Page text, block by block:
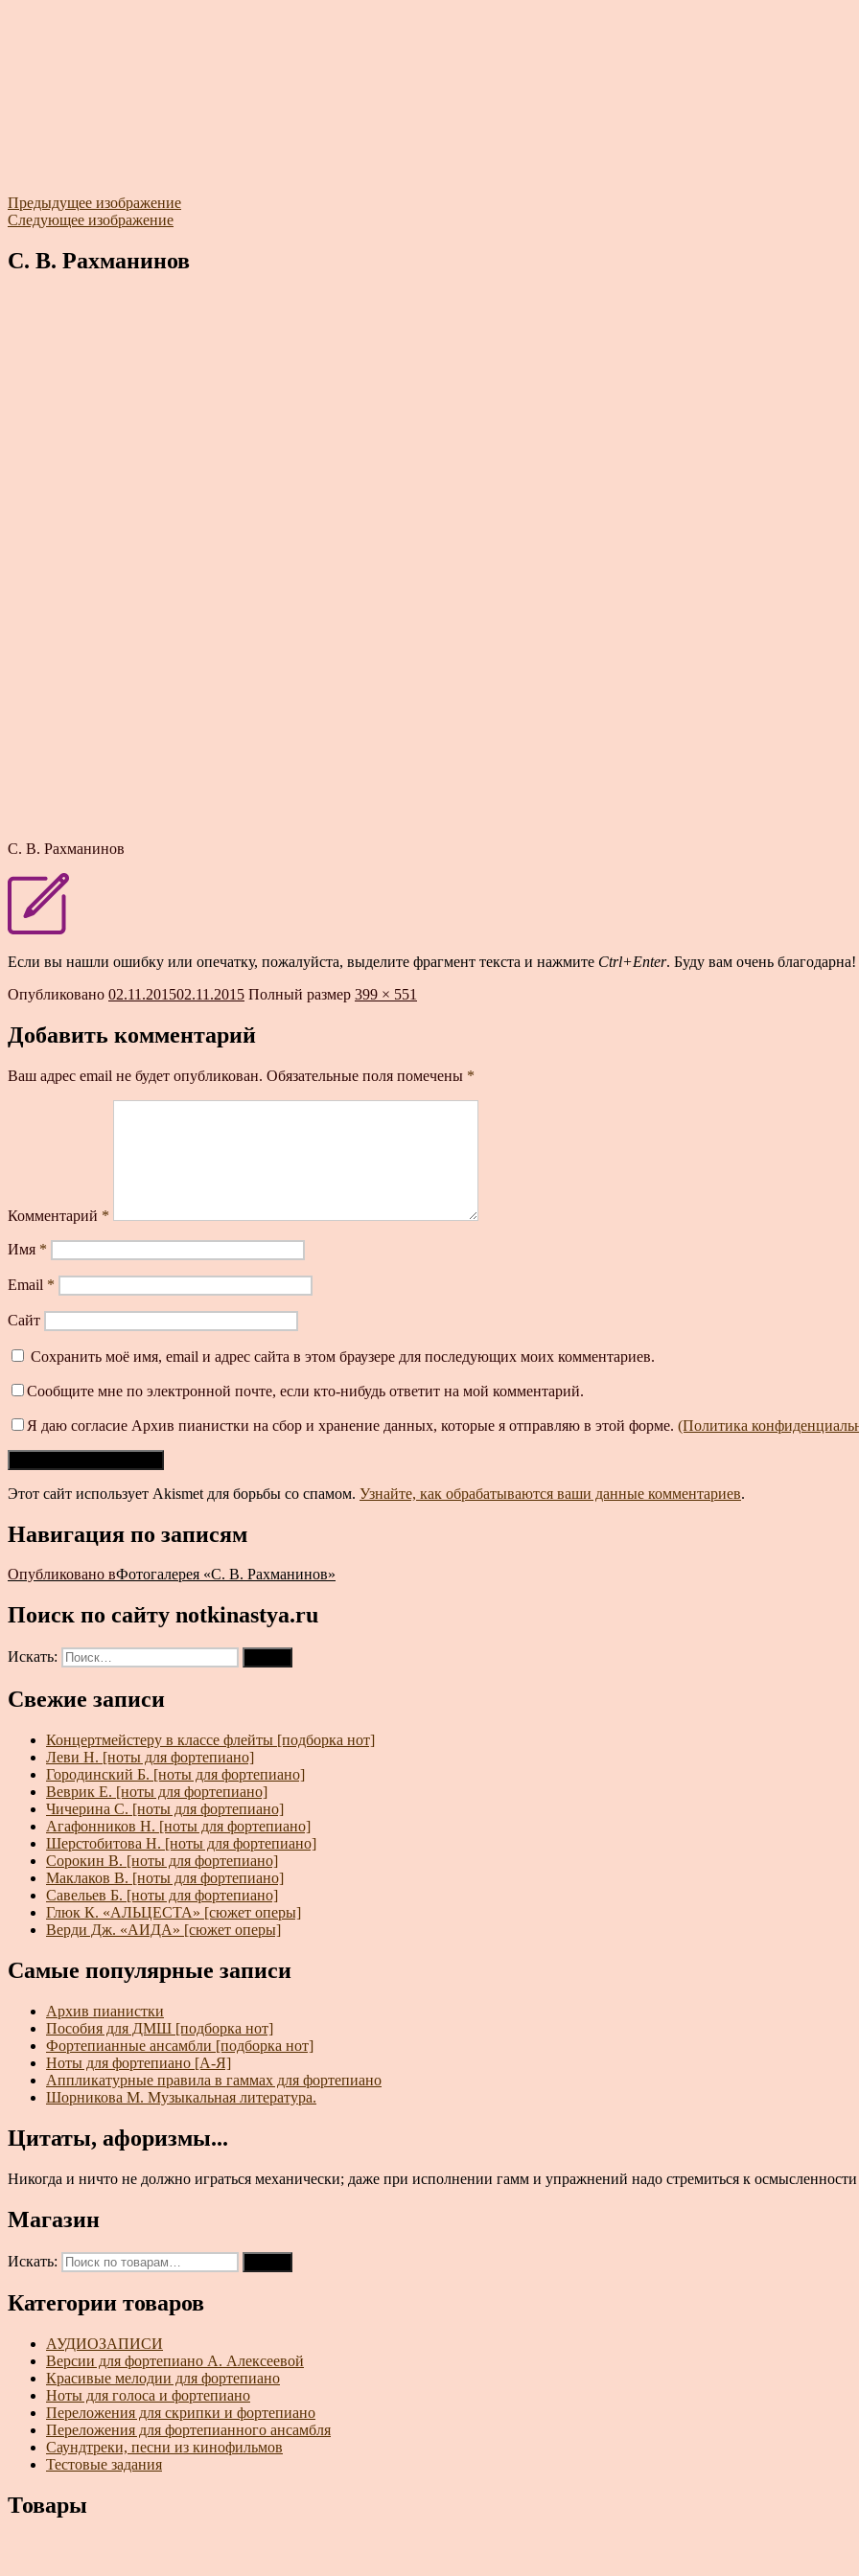
Предыдущее изображение
Следующее изображение
С. В. Рахманинов
С. В. Рахманинов
Если вы нашли ошибку или опечатку, пожалуйста, выделите фрагмент текста и нажмите Ctrl+Enter. Буду вам очень благодарна!
Опубликовано 02.11.201502.11.2015 Полный размер 399 × 551
Добавить комментарий
Ваш адрес email не будет опубликован. Обязательные поля помечены *
Комментарий *
Имя *
Email *
Сайт
Сохранить моё имя, email и адрес сайта в этом браузере для последующих моих комментариев.
Сообщите мне по электронной почте, если кто-нибудь ответит на мой комментарий.
Я даю согласие Архив пианистки на сбор и хранение данных, которые я отправляю в этой форме. (Политика
Этот сайт использует Akismet для борьбы со спамом. Узнайте, как обрабатываются ваши данные комментариев.
Навигация по записям
Опубликовано вФотогалерея «С. В. Рахманинов»
Поиск по сайту notkinastya.ru
Искать:
Свежие записи
Концертмейстеру в классе флейты [подборка нот]
Леви Н. [ноты для фортепиано]
Городинский Б. [ноты для фортепиано]
Веврик Е. [ноты для фортепиано]
Чичерина С. [ноты для фортепиано]
Агафонников Н. [ноты для фортепиано]
Шерстобитова Н. [ноты для фортепиано]
Сорокин В. [ноты для фортепиано]
Маклаков В. [ноты для фортепиано]
Савельев Б. [ноты для фортепиано]
Глюк К. «АЛЬЦЕСТА» [сюжет оперы]
Верди Дж. «АИДА» [сюжет оперы]
Самые популярные записи
Архив пианистки
Пособия для ДМШ [подборка нот]
Фортепианные ансамбли [подборка нот]
Ноты для фортепиано [А-Я]
Аппликатурные правила в гаммах для фортепиано
Шорникова М. Музыкальная литература.
Цитаты, афоризмы...
Никогда и ничто не должно играться механически; даже при исполнении гамм и упражнений надо стремиться к
Магазин
Искать:
Категории товаров
АУДИОЗАПИСИ
Версии для фортепиано А. Алексеевой
Красивые мелодии для фортепиано
Ноты для голоса и фортепиано
Переложения для скрипки и фортепиано
Переложения для фортепианного ансамбля
Саундтреки, песни из кинофильмов
Тестовые задания
Товары